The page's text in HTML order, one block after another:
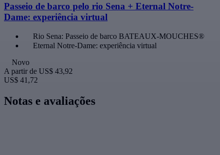
Passeio de barco pelo rio Sena + Eternal Notre-
Dame: experiência virtual
Rio Sena: Passeio de barco BATEAUX-MOUCHES®
Eternal Notre-Dame: experiência virtual
Novo
A partir de US$ 43,92
US$ 41,72
Notas e avaliações